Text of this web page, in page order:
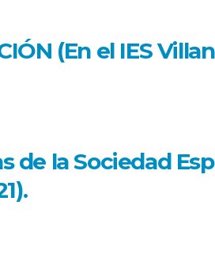
(En el IES
de la Sociedad